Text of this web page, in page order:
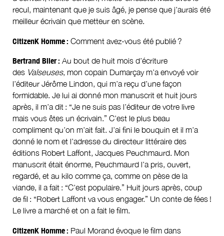
recul, maintenant que je suis âgé, je pense que j’aurais été
meilleur écrivain que metteur en scène.
CitizenK Homme : Comment avez-vous été publié ?
Bertrand Blier : Au bout de huit mois d’écriture
des Valseuses, mon copain Dumarçay m’a envoyé voir
l’éditeur Jérôme Lindon, qui m’a reçu d’une façon
formidable. Je lui ai donné mon manuscrit et huit jours
après, il m’a dit : “Je ne suis pas l’éditeur de votre livre
mais vous êtes un écrivain.” C’est le plus beau
compliment qu’on m’ait fait. J’ai fini le bouquin et il m’a
donné le nom et l’adresse du directeur littéraire des
éditions Robert Laffont, Jacques Peuchmaurd. Mon
manuscrit était énorme, Peuchmaurd l’a pris, ouvert,
regardé, et au kilo comme ça, comme on pèse de la
viande, il a fait : “C’est populaire.” Huit jours après, coup
de fil : “Robert Laffont va vous engager.” Un conte de fées !
Le livre a marché et on a fait le film.
CitizenK Homme : Paul Morand évoque le film dans